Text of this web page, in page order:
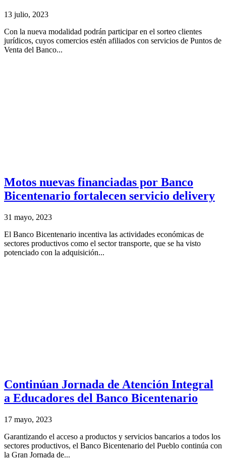
13 julio, 2023
Con la nueva modalidad podrán participar en el sorteo clientes
jurídicos, cuyos comercios estén afiliados con servicios de Puntos de
Venta del Banco...
Motos nuevas financiadas por Banco
Bicentenario fortalecen servicio delivery
31 mayo, 2023
El Banco Bicentenario incentiva las actividades económicas de
sectores productivos como el sector transporte, que se ha visto
potenciado con la adquisición...
Continúan Jornada de Atención Integral
a Educadores del Banco Bicentenario
17 mayo, 2023
Garantizando el acceso a productos y servicios bancarios a todos los
sectores productivos, el Banco Bicentenario del Pueblo continúa con
la Gran Jornada de...